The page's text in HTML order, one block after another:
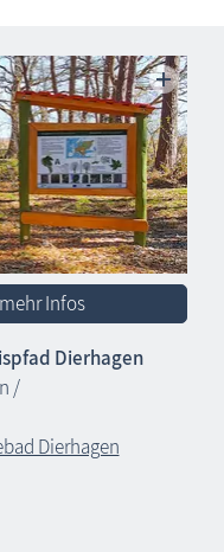
mehr Infos
Dierhagen
/
Dierhagen